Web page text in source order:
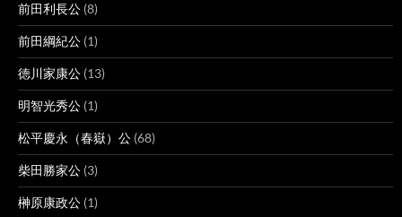
前田利長公 (8)
前田綱紀公 (1)
徳川家康公 (13)
明智光秀公 (1)
松平慶永（春嶽）公 (68)
柴田勝家公 (3)
榊原康政公 (1)